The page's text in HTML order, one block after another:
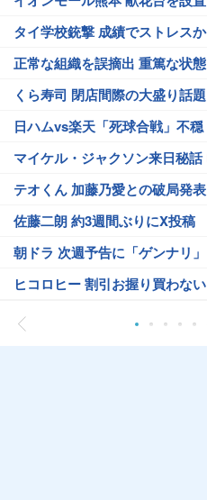
タイ学校銃撃 成績でストレスか
正常な組織を誤摘出 重篤な状態
くら寿司 閉店間際の大盛り話題
日ハムvs楽天「死球合戦」不穏
マイケル・ジャクソン来日秘話
テオくん 加藤乃愛との破局発表
佐藤二朗 約3週間ぶりにX投稿
朝ドラ 次週予告に「ゲンナリ」
ヒコロヒー 割引お握り買わない